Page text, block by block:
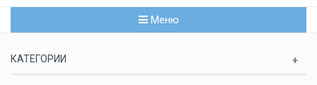
Меню
КАТЕГОРИИ